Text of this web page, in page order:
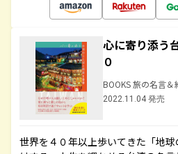
心に寄り添う
０
BOOKS 旅の名言＆
2022.11.04 発売
世界を４０年以上歩いてきた「地